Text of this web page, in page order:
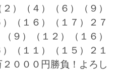
）（４）（６）（９）
（１６）（１７）２７
９）（１２）（１６）
（１１）（１５）２１
０００円勝負！よろし